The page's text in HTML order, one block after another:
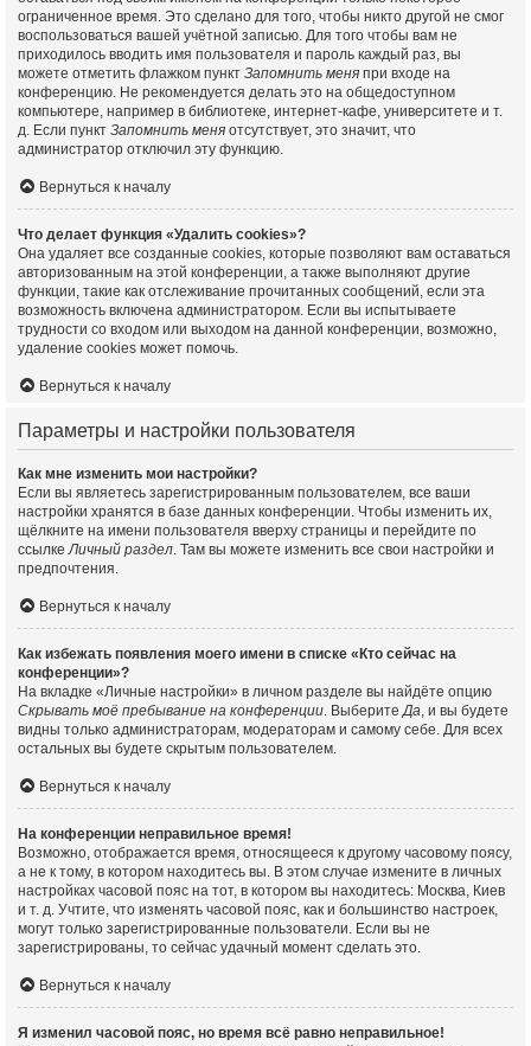
ограниченное время. Это сделано для того, чтобы никто другой не смог
воспользоваться вашей учётной записью. Для того чтобы вам не
приходилось вводить имя пользователя и пароль каждый раз, вы
можете отметить флажком пункт Запомнить меня при входе на
конференцию. Не рекомендуется делать это на общедоступном
компьютере, например в библиотеке, интернет-кафе, университете и т.
д. Если пункт Запомнить меня отсутствует, это значит, что
администратор отключил эту функцию.
Вернуться к началу
Что делает функция «Удалить cookies»?
Она удаляет все созданные cookies, которые позволяют вам оставаться
авторизованным на этой конференции, а также выполняют другие
функции, такие как отслеживание прочитанных сообщений, если эта
возможность включена администратором. Если вы испытываете
трудности со входом или выходом на данной конференции, возможно,
удаление cookies может помочь.
Вернуться к началу
Параметры и настройки пользователя
Как мне изменить мои настройки?
Если вы являетесь зарегистрированным пользователем, все ваши
настройки хранятся в базе данных конференции. Чтобы изменить их,
щёлкните на имени пользователя вверху страницы и перейдите по
ссылкеЛичный раздел. Там вы можете изменить все свои настройки и
предпочтения.
Вернуться к началу
Как избежать появления моего имени в списке «Кто сейчас на
конференции»?
На вкладке «Личные настройки» в личном разделе вы найдёте опцию
Скрывать моё пребывание на конференции. ВыберитеДа, и вы будете
видны только администраторам, модераторам и самому себе. Для всех
остальных вы будете скрытым пользователем.
Вернуться к началу
На конференции неправильное время!
Возможно, отображается время, относящееся к другому часовому поясу,
а не к тому, в котором находитесь вы. В этом случае измените в личных
настройках часовой пояс на тот, в котором вы находитесь: Москва, Киев
и т. д. Учтите, что изменять часовой пояс, как и большинство настроек,
могут только зарегистрированные пользователи. Если вы не
зарегистрированы, то сейчас удачный момент сделать это.
Вернуться к началу
Я изменил часовой пояс, но время всё равно неправильное!